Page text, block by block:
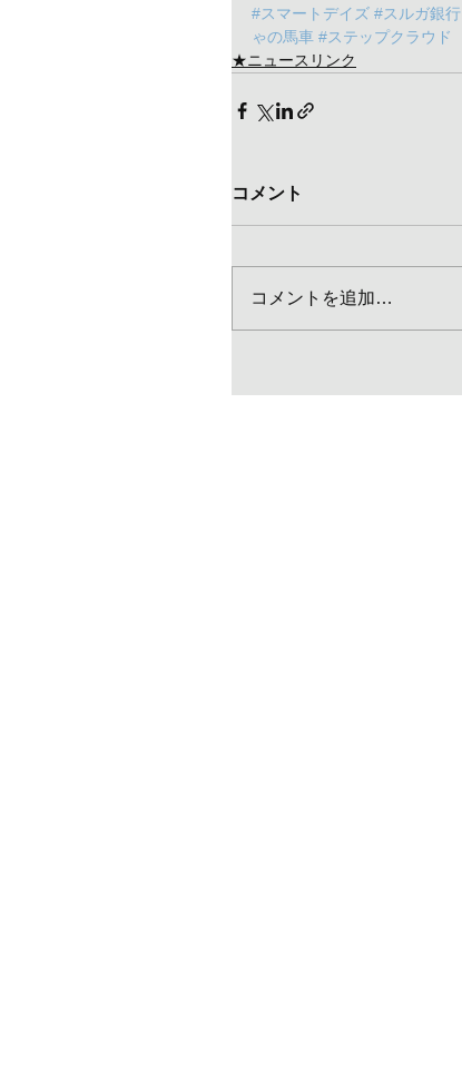
#スマートデイズ #スルガ銀行
ゃの馬車 #ステップクラウド
★ニュースリンク
コメント
コメントを追加…